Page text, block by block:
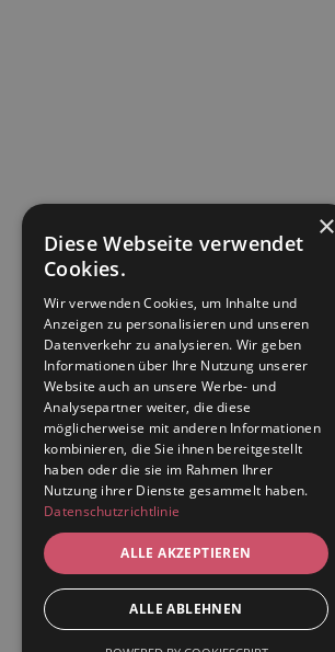
×
Diese Webseite verwendet
Cookies.
Wir verwenden Cookies, um Inhalte und
Anzeigen zu personalisieren und unseren
Datenverkehr zu analysieren. Wir geben
Informationen über Ihre Nutzung unserer
Website auch an unsere Werbe- und
Analysepartner weiter, die diese
möglicherweise mit anderen Informationen
kombinieren, die Sie ihnen bereitgestellt
haben oder die sie im Rahmen Ihrer
Nutzung ihrer Dienste gesammelt haben.
Datenschutzrichtlinie
ALLE AKZEPTIEREN
ALLE ABLEHNEN